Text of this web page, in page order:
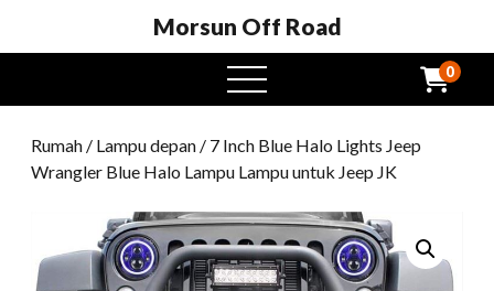
Morsun Off Road
Buka
menu
0
Rumah / Lampu depan / 7 Inch Blue Halo Lights Jeep
Wrangler Blue Halo Lampu Lampu untuk Jeep JK